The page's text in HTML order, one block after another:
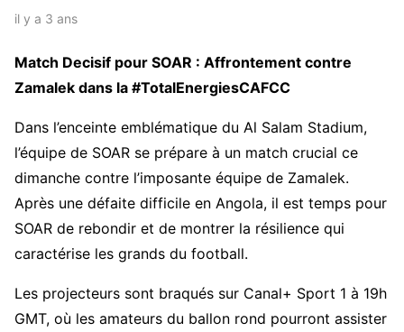
il y a 3 ans
Match Decisif pour SOAR : Affrontement contre
Zamalek dans la #TotalEnergiesCAFCC
Dans l’enceinte emblématique du Al Salam Stadium,
l’équipe de SOAR se prépare à un match crucial ce
dimanche contre l’imposante équipe de Zamalek.
Après une défaite difficile en Angola, il est temps pour
SOAR de rebondir et de montrer la résilience qui
caractérise les grands du football.
Les projecteurs sont braqués sur Canal+ Sport 1 à 19h
GMT, où les amateurs du ballon rond pourront assister